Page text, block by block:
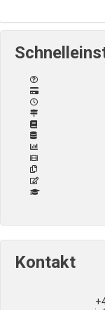
Kontakt